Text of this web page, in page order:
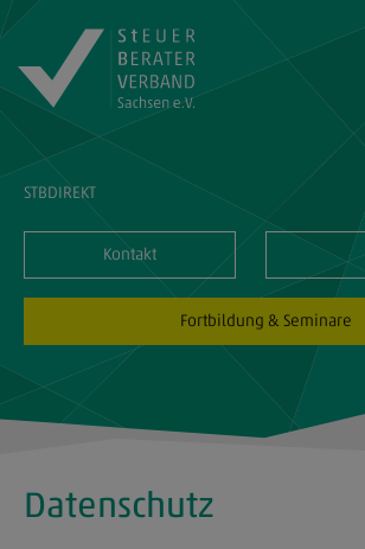
STBDIREKT
Kontakt
Fortbildung & Seminare
Datenschutz